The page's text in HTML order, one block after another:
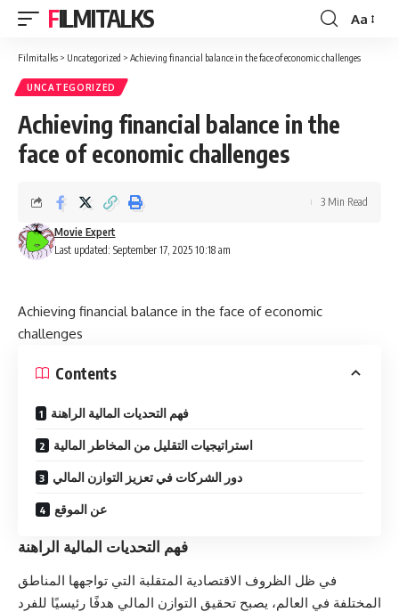
FILMITALKS
Font
Aa
Filmitalks > Uncategorized > Achieving financial balance in the face of economic challenges
UNCATEGORIZED
Achieving financial balance in the
face of economic challenges
Last updated: September 17, 2025 10:18 am
Movie Expert
3 Min Read
Achieving financial balance in the face of economic
challenges
Contents
فهم التحديات المالية الراهنة
استراتيجيات التقليل من المخاطر المالية
دور الشركات في تعزيز التوازن المالي
عن الموقع
فهم التحديات المالية الراهنة
في ظل الظروف الاقتصادية المتقلبة التي تواجهها المناطق
المختلفة في العالم، يصبح تحقيق التوازن المالي هدفًا رئيسيًا للفرد